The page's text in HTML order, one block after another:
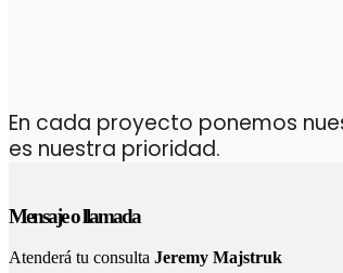
En cada proyecto ponemos
es nuestra prioridad.
Mensaje o llamada
Atenderá tu consulta Jeremy Majstruk